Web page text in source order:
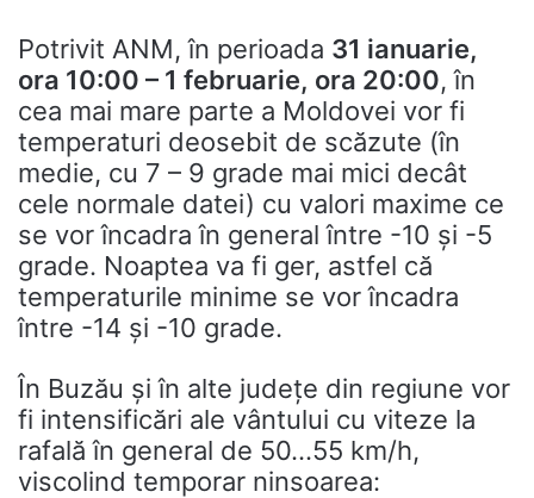
Potrivit ANM, în perioada 31 ianuarie,
ora 10:00 – 1 februarie, ora 20:00, în
cea mai mare parte a Moldovei vor fi
temperaturi deosebit de scăzute (în
medie, cu 7 – 9 grade mai mici decât
cele normale datei) cu valori maxime ce
se vor încadra în general între -10 și -5
grade. Noaptea va fi ger, astfel că
temperaturile minime se vor încadra
între -14 și -10 grade.
În Buzău și în alte județe din regiune vor
fi intensificări ale vântului cu viteze la
rafală în general de 50…55 km/h,
viscolind temporar ninsoarea: